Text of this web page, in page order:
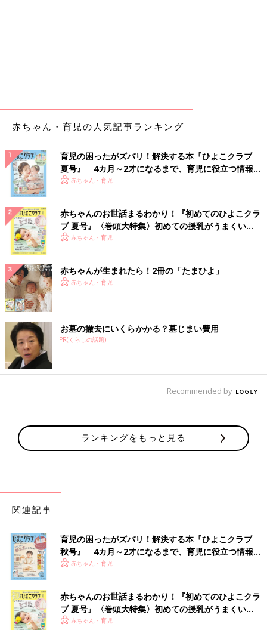
出典：Instagramアカウント「_anetoimogram_」
_anetoimogram_さんは、左側にあるフライトキャップ（1,990
円）を購入。暖かくて可愛い♪ とお気に入りのようですよ。値下
てれば、冬場の「耳いたいー！」を回避できそうですね。
容量たっぷりで軽くて存在感もアリ！「パフィーキ
ルティングビッグバッグ」
赤ちゃん・育児の人気記事ランキング
育児の困ったがズバリ！解決する本『ひよこクラブ
夏号』 4カ月～2才になるまで、育児に役立つ情報が
いっぱい！
赤ちゃん・育児
赤ちゃんのお世話まるわかり！『初めてのひよこクラ
ブ 夏号』〈巻頭大特集〉初めての授乳がうまくい
く！ おっぱい・ミルクの基本と夏のトラブル 解決テ
赤ちゃん・育児
赤ちゃんが生まれたら！2冊の「たまひよ」
赤ちゃん・育児
お墓の撤去にいくらかかる？墓じまい費用
PR(くらしの話題)
Recommended by
ランキングをもっと見る
関連記事
育児の困ったがズバリ！解決する本『ひよこクラブ
秋号』 4カ月～2才になるまで、育児に役立つ情報が
いっぱい！
赤ちゃん・育児
赤ちゃんのお世話まるわかり！『初めてのひよこクラ
ブ 夏号』〈巻頭大特集〉初めての授乳がうまくい
く！ おっぱい・ミルクの基本と夏のトラブル 解決テ
赤ちゃん・育児